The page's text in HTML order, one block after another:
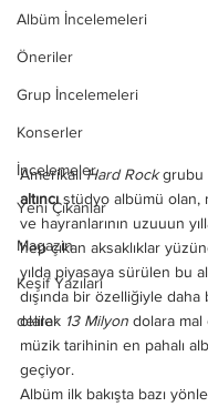
Albüm İncelemeleri
Öneriler
Grup İncelemeleri
Konserler
İncelemeler
Yeni Çıkanlar
Magazin
Keşif Yazıları
deliler
Amerikalı Hard Rock grubu
altıncı stüdyo albümü olan,
ve hayranlarının uzuuun
hep çıkan aksaklıklar
yılda piyasaya sürülen bu
dışında bir özelliğiyle daha
olarak 13 Milyon dolara mal
müzik tarihinin en pahalı
geçiyor.
Albüm ilk bakışta bazı